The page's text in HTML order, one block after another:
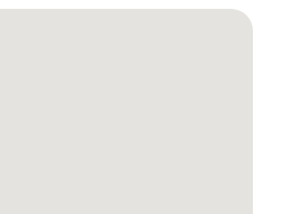
Blog